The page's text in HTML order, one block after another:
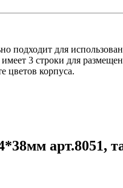
подходит для
3 строки для
цветов корпуса.
арт.8051,